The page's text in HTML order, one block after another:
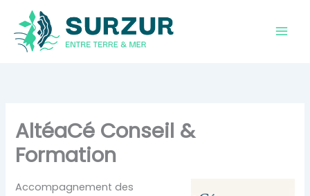
contenu
AltéaCé Conseil &
Formation
Accompagnement des